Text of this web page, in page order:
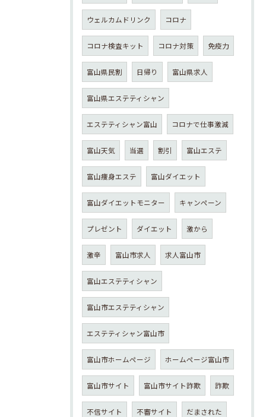
ウェルカムドリンク コロナ
コロナ検査キット コロナ対策 免疫力
富山県民割 日帰り 富山県求人
富山県エステティシャン
エステティシャン富山 コロナで仕事激減
富山天気 当選 割引 富山エステ
富山痩身エステ 富山ダイエット
富山ダイエットモニター キャンペーン
プレゼント ダイエット 激から
激辛 富山市求人 求人富山市
富山エステティシャン
富山市エステティシャン
エステティシャン富山市
富山市ホームページ ホームページ富山市
富山市サイト 富山市サイト詐欺 詐欺
不信サイト 不審サイト だまされた